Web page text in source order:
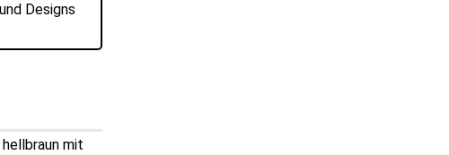
Designs
mit